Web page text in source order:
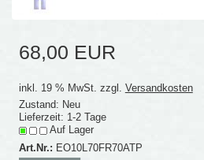
68,00 EUR
inkl. 19 % MwSt. zzgl. Versandkosten
Zustand: Neu
Lieferzeit: 1-2 Tage
Auf Lager
Art.Nr.: EO10L70FR70ATP